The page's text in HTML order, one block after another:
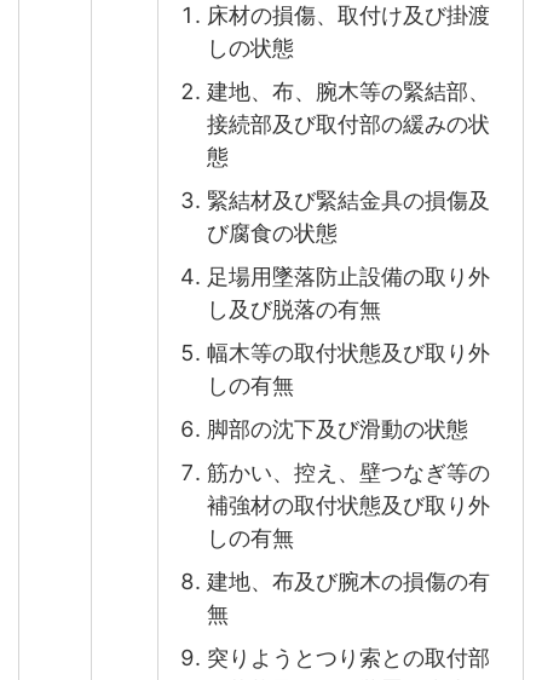
床材の損傷、取付け及び掛渡
しの状態
建地、布、腕木等の緊結部、
接続部及び取付部の緩みの状
態
緊結材及び緊結金具の損傷及
び腐食の状態
足場用墜落防止設備の取り外
し及び脱落の有無
幅木等の取付状態及び取り外
しの有無
脚部の沈下及び滑動の状態
筋かい、控え、壁つなぎ等の
補強材の取付状態及び取り外
しの有無
建地、布及び腕木の損傷の有
無
突りようとつり索との取付部